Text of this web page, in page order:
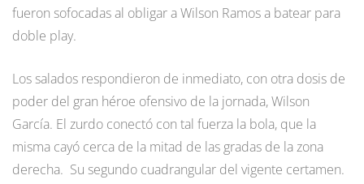
fueron sofocadas al obligar a Wilson Ramos a batear para
doble play.
Los salados respondieron de inmediato, con otra dosis de
poder del gran héroe ofensivo de la jornada, Wilson
García. El zurdo conectó con tal fuerza la bola, que la
misma cayó cerca de la mitad de las gradas de la zona
derecha. Su segundo cuadrangular del vigente certamen.